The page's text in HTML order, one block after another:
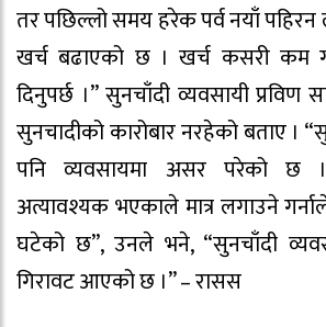
तर पछिल्लो समय हरेक पर्व नयाँ
खर्च बढाएको छ । खर्च कसरी कम
दिनुपर्छ ।” सुनचाँदी व्यवसायी प्रविण
सुनचादीको कारोबार नरहेको बताए ।
पनि व्यवसायमा असर परेको छ
अत्यावश्यक भएकाले मात्र लगाउने
घटेको छ”, उनले भने, “सुनचाँदी
गिरावट आएको छ ।” – रासस